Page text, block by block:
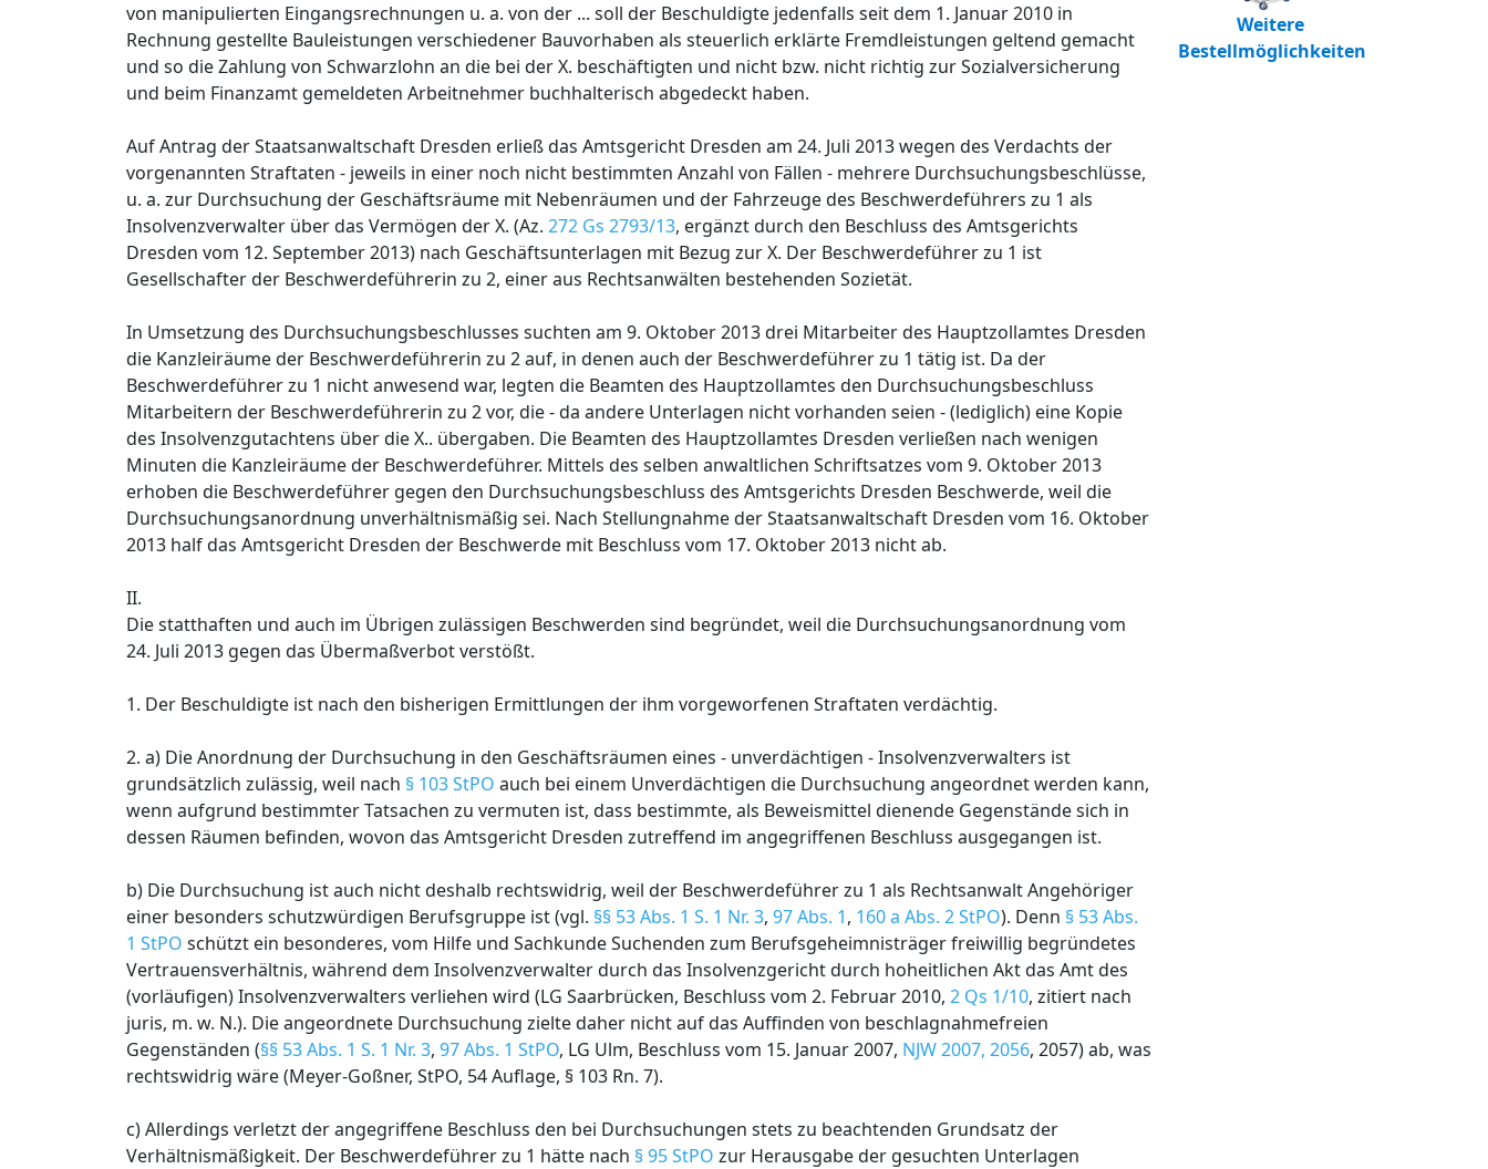
von manipulierten Eingangsrechnungen u. a. von der ... soll der Beschuldigte jedenfalls seit dem 1. Januar 2010 in
Rechnung gestellte Bauleistungen verschiedener Bauvorhaben als steuerlich erklärte Fremdleistungen geltend gemacht
und so die Zahlung von Schwarzlohn an die bei der X. beschäftigten und nicht bzw. nicht richtig zur Sozialversicherung
und beim Finanzamt gemeldeten Arbeitnehmer buchhalterisch abgedeckt haben.
Auf Antrag der Staatsanwaltschaft Dresden erließ das Amtsgericht Dresden am 24. Juli 2013 wegen des Verdachts der
vorgenannten Straftaten - jeweils in einer noch nicht bestimmten Anzahl von Fällen - mehrere Durchsuchungsbeschlüsse,
u. a. zur Durchsuchung der Geschäftsräume mit Nebenräumen und der Fahrzeuge des Beschwerdeführers zu 1 als
Insolvenzverwalter über das Vermögen der X. (Az. 272 Gs 2793/13, ergänzt durch den Beschluss des Amtsgerichts
Dresden vom 12. September 2013) nach Geschäftsunterlagen mit Bezug zur X. Der Beschwerdeführer zu 1 ist
Gesellschafter der Beschwerdeführerin zu 2, einer aus Rechtsanwälten bestehenden Sozietät.
In Umsetzung des Durchsuchungsbeschlusses suchten am 9. Oktober 2013 drei Mitarbeiter des Hauptzollamtes Dresden
die Kanzleiräume der Beschwerdeführerin zu 2 auf, in denen auch der Beschwerdeführer zu 1 tätig ist. Da der
Beschwerdeführer zu 1 nicht anwesend war, legten die Beamten des Hauptzollamtes den Durchsuchungsbeschluss
Mitarbeitern der Beschwerdeführerin zu 2 vor, die - da andere Unterlagen nicht vorhanden seien - (lediglich) eine Kopie
des Insolvenzgutachtens über die X.. übergaben. Die Beamten des Hauptzollamtes Dresden verließen nach wenigen
Minuten die Kanzleiräume der Beschwerdeführer. Mittels des selben anwaltlichen Schriftsatzes vom 9. Oktober 2013
erhoben die Beschwerdeführer gegen den Durchsuchungsbeschluss des Amtsgerichts Dresden Beschwerde, weil die
Durchsuchungsanordnung unverhältnismäßig sei. Nach Stellungnahme der Staatsanwaltschaft Dresden vom 16. Oktober
2013 half das Amtsgericht Dresden der Beschwerde mit Beschluss vom 17. Oktober 2013 nicht ab.
II.
Die statthaften und auch im Übrigen zulässigen Beschwerden sind begründet, weil die Durchsuchungsanordnung vom
24. Juli 2013 gegen das Übermaßverbot verstößt.
1. Der Beschuldigte ist nach den bisherigen Ermittlungen der ihm vorgeworfenen Straftaten verdächtig.
2. a) Die Anordnung der Durchsuchung in den Geschäftsräumen eines - unverdächtigen - Insolvenzverwalters ist
grundsätzlich zulässig, weil nach § 103 StPO auch bei einem Unverdächtigen die Durchsuchung angeordnet werden kann,
wenn aufgrund bestimmter Tatsachen zu vermuten ist, dass bestimmte, als Beweismittel dienende Gegenstände sich in
dessen Räumen befinden, wovon das Amtsgericht Dresden zutreffend im angegriffenen Beschluss ausgegangen ist.
b) Die Durchsuchung ist auch nicht deshalb rechtswidrig, weil der Beschwerdeführer zu 1 als Rechtsanwalt Angehöriger
einer besonders schutzwürdigen Berufsgruppe ist (vgl. §§ 53 Abs. 1 S. 1 Nr. 3, 97 Abs. 1, 160 a Abs. 2 StPO). Denn § 53 Abs.
1 StPO schützt ein besonderes, vom Hilfe und Sachkunde Suchenden zum Berufsgeheimnisträger freiwillig begründetes
Vertrauensverhältnis, während dem Insolvenzverwalter durch das Insolvenzgericht durch hoheitlichen Akt das Amt des
(vorläufigen) Insolvenzverwalters verliehen wird (LG Saarbrücken, Beschluss vom 2. Februar 2010, 2 Qs 1/10, zitiert nach
juris, m. w. N.). Die angeordnete Durchsuchung zielte daher nicht auf das Auffinden von beschlagnahmefreien
Gegenständen (§§ 53 Abs. 1 S. 1 Nr. 3, 97 Abs. 1 StPO, LG Ulm, Beschluss vom 15. Januar 2007, NJW 2007, 2056, 2057) ab, was
rechtswidrig wäre (Meyer-Goßner, StPO, 54 Auflage, § 103 Rn. 7).
c) Allerdings verletzt der angegriffene Beschluss den bei Durchsuchungen stets zu beachtenden Grundsatz der
Verhältnismäßigkeit. Der Beschwerdeführer zu 1 hätte nach § 95 StPO zur Herausgabe der gesuchten Unterlagen
Weitere
Bestellmöglichkeiten